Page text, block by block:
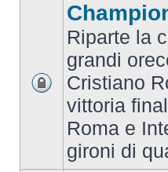
Riparte la
grandi
Cristiano
vittoria
Roma e
gironi di